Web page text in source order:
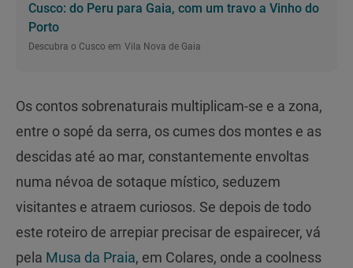
Cusco: do Peru para Gaia, com um travo a Vinho do
Porto
Descubra o Cusco em Vila Nova de Gaia
Os contos sobrenaturais multiplicam-se e a zona,
entre o sopé da serra, os cumes dos montes e as
descidas até ao mar, constantemente envoltas
numa névoa de sotaque místico, seduzem
visitantes e atraem curiosos. Se depois de todo
este roteiro de arrepiar precisar de espairecer, vá
pela Musa da Praia, em Colares, onde a coolness